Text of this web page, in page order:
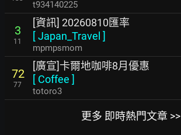
t934140225
3
11
[資訊] 20260810匯率
[Japan_Travel ]
mpmpsmom
72
77
[廣宣]卡爾地咖啡8月優惠
[ Coffee ]
totoro3
更多 即時熱門文章 >>